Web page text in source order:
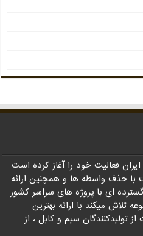
ایران فعالیت خود را آغاز کرده است
است با حذف واسطه ها و همچنین ارائه
ای با پروژه های سراسر کشور
تلاش میکند با ارائه بهترین
سیم و کابل ، از